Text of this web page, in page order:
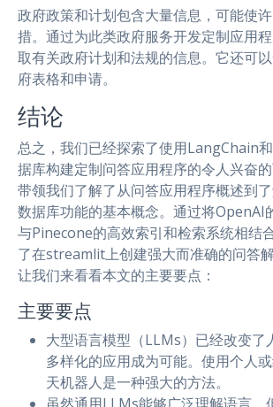
政府政策和计划包含大量信息，可能使
措。通过为此类政府服务开发定制应用
取有关政府计划和法规的信息。它还可
府表格和申请。
结论
总之，我们已经探索了使用LangChain
据库构建定制问答应用程序的令人兴奋
带领我们了解了从问答应用程序概述到
数据库功能的基本概念。通过将OpenAI
与Pinecone的高效索引和检索系统相结
了在streamlit上创建强大而准确的问答解
让我们来看看本文的主要要点：
主要要点
大型语言模型（LLMs）已经改变了
多样化的应用成为可能。使用个人
天机器人是一种强大的方法。